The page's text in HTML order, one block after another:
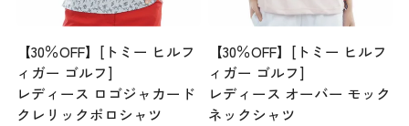
【30％OFF】[トミー ヒルフ
ィガー ゴルフ]
レディース ロゴジャカード
クレリックポロシャツ
【30％OFF】[トミー ヒルフ
ィガー ゴルフ]
レディース オーバー モック
ネックシャツ